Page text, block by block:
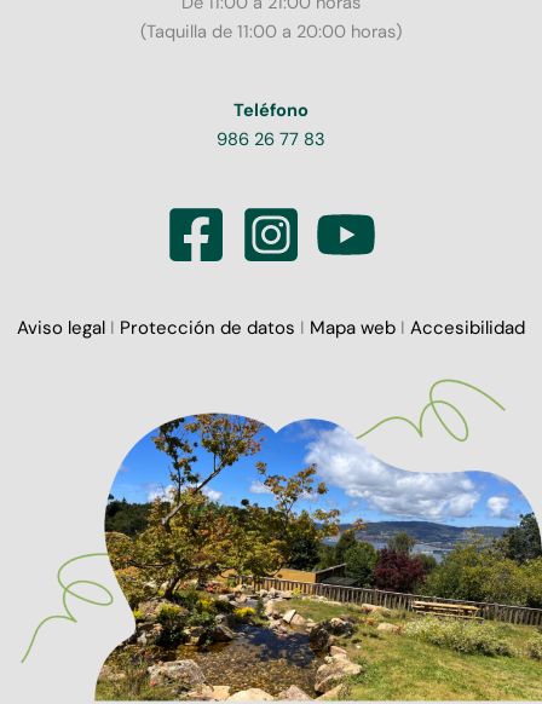
(Taquilla de 11:00 a 20:00 horas)
Teléfono
986 26 77 83
Aviso legal I Protección de datos I Mapa web I Accesibilidad